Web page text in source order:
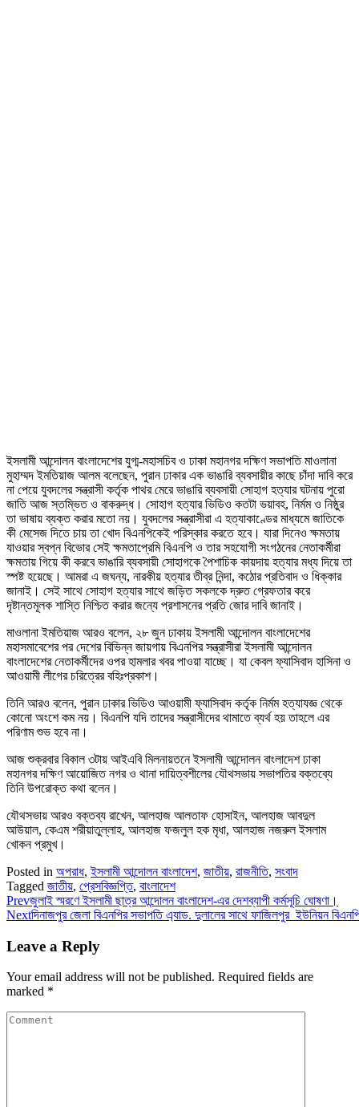
ইসলামী আন্দোলন বাংলাদেশের যুগ্ম-মহাসচিব ও ঢাকা মহানগর দক্ষিণ সভাপতি মাওলানা
মুহাম্মদ ইমতিয়াজ আলম বলেছেন, পুরান ঢাকার এক ভাঙারি ব্যবসায়ীর কাছে চাঁদা দাবি করে
না পেয়ে যুবদলের সন্ত্রাসী কর্তৃক পাথর মেরে ভাঙারি ব্যবসায়ী সোহাগ হত্যার ঘটনায় পুরো
জাতি আজ স্তম্ভিত ও বাকরুদ্ধ। সোহাগ হত্যার ভিডিও কতটা ভয়াবহ, নির্মম ও নিষ্ঠুর
তা ভাষায় ব্যক্ত করার মতো নয়। যুবদলের সন্ত্রাসীরা এ হত্যাকাণ্ডের মাধ্যমে জাতিকে
কী মেসেজ দিতে চায় তা খোদ বিএনপিকেই পরিস্কার করতে হবে। যারা দিনেও ক্ষমতায়
যাওয়ার স্বপ্ন বিভোর সেই ক্ষমতাপ্রেমি বিএনপি ও তার সহযোগী সংগঠনের নেতাকর্মীরা
ক্ষমতায় গিয়ে কী করবে ভাঙারি ব্যবসায়ী সোহাগকে পৈশাচিক কায়দায় হত্যার মধ্য দিয়ে তা
স্পষ্ট হয়েছে। আমরা এ জঘন্য, নারকীয় হত্যার তীব্র নিন্দা, কঠোর প্রতিবাদ ও ধিক্কার
জানাই। সেই সাথে সোহাগ হত্যার সাথে জড়িত সকলকে দ্রুত গ্রেফতার করে
দৃষ্টান্তমূলক শাস্তি নিশ্চিত করার জন্যে প্রশাসনের প্রতি জোর দাবি জানাই।
মাওলানা ইমতিয়াজ আরও বলেন, ২৮ জুন ঢাকায় ইসলামী আন্দোলন বাংলাদেশের
মহাসমাবেশের পর দেশের বিভিন্ন জায়গায় বিএনপির সন্ত্রাসীরা ইসলামী আন্দোলন
বাংলাদেশের নেতাকর্মীদের ওপর হামলার খবর পাওয়া যাচ্ছে। যা কেবল ফ্যাসিবাদ হাসিনা ও
আওয়ামী লীগের চরিত্রের বহিঃপ্রকাশ।
তিনি আরও বলেন, পুরান ঢাকার ভিডিও আওয়ামী ফ্যাসিবাদ কর্তৃক নির্মম হত্যাযজ্ঞ থেকে
কোনো অংশে কম নয়। বিএনপি যদি তাদের সন্ত্রাসীদের থামাতে ব্যর্থ হয় তাহলে এর
পরিণাম শুভ হবে না।
আজ শুক্রবার বিকাল ৩টায় আইএবি মিলনায়তনে ইসলামী আন্দোলন বাংলাদেশ ঢাকা
মহানগর দক্ষিণ আয়োজিত নগর ও থানা দায়িত্বশীলের যৌথসভায় সভাপতির বক্তব্যে
তিনি উপরোক্ত কথা বলেন।
যৌথসভায় আরও বক্তব্য রাখেন, আলহাজ আলতাফ হোসাইন, আলহাজ আবদুল
আউয়াল, কেএম শরীয়াতুল্লাহ, আলহাজ ফজলুল হক মৃধা, আলহাজ নজরুল ইসলাম
খোকন প্রমুখ।
Posted in অপরাধ,ইসলামী আন্দোলন বাংলাদেশ, জাতীয়, রাজনীতি, সংবাদ
Tagged জাতীয়, প্রেসবিজ্ঞপ্তি, বাংলাদেশ
Prevজুলাই স্মরণে ইসলামী ছাত্র আন্দোলন বাংলাদেশ-এর দেশব্যাপী কর্মসূচি ঘোষণা।
Nextদিনাজপুর জেলা বিএনপির সভাপতি এ্যাড. দুলালের সাথে ফাজিলপুর ইউনিয়ন
Leave a Reply
Your email address will not be published. Required fields are
marked *